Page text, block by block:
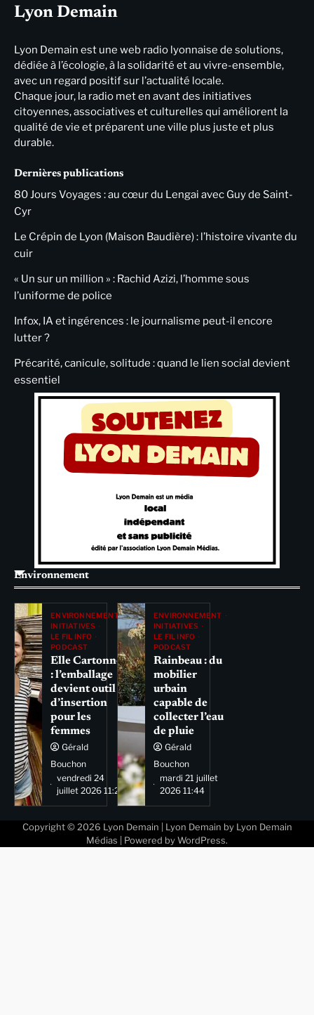
Lyon Demain
Lyon Demain est une web radio lyonnaise de solutions,
dédiée à l’écologie, à la solidarité et au vivre-ensemble,
avec un regard positif sur l’actualité locale.
Chaque jour, la radio met en avant des initiatives
citoyennes, associatives et culturelles qui améliorent la
qualité de vie et préparent une ville plus juste et plus
durable.
Dernières publications
80 Jours Voyages : au cœur du Lengai avec Guy de Saint-
Cyr
Le Crépin de Lyon (Maison Baudière) : l’histoire vivante du
cuir
« Un sur un million » : Rachid Azizi, l’homme sous
l’uniforme de police
Infox, IA et ingérences : le journalisme peut-il encore
lutter ?
Précarité, canicule, solitude : quand le lien social devient
essentiel
Environnement
ENVIRONNEMENT
INITIATIVES
LE FIL INFO
PODCAST
Elle Cartonne
: l’emballage
devient outil
d’insertion
pour les
femmes
Gérald
Bouchon
vendredi 24
juillet 2026 11:29
ENVIRONNEMENT
INITIATIVES
LE FIL INFO
PODCAST
Rainbeau : du
mobilier
urbain
capable de
collecter l’eau
de pluie
Gérald
Bouchon
mardi 21 juillet
2026 11:44
Copyright © 2026 Lyon Demain | Lyon Demain by Lyon Demain
Médias | Powered by WordPress.